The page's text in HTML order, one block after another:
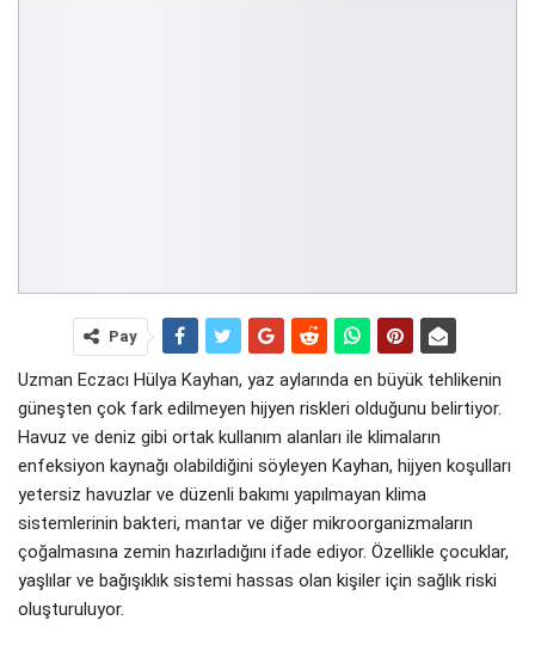
Pay
Uzman Eczacı Hülya Kayhan, yaz aylarında en büyük tehlikenin
güneşten çok fark edilmeyen hijyen riskleri olduğunu belirtiyor.
Havuz ve deniz gibi ortak kullanım alanları ile klimaların
enfeksiyon kaynağı olabildiğini söyleyen Kayhan, hijyen koşulları
yetersiz havuzlar ve düzenli bakımı yapılmayan klima
sistemlerinin bakteri, mantar ve diğer mikroorganizmaların
çoğalmasına zemin hazırladığını ifade ediyor. Özellikle çocuklar,
yaşlılar ve bağışıklık sistemi hassas olan kişiler için sağlık riski
oluşturuluyor.